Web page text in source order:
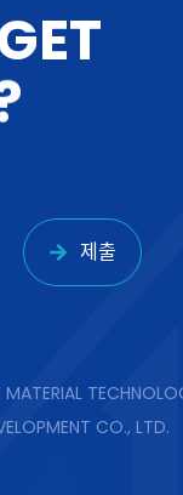
ET
제출
CO., LTD.